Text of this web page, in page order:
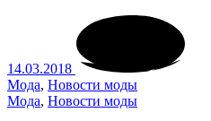
14.03.2018
Мода, Новости моды
Мода, Новости моды